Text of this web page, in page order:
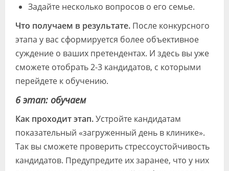
Задайте несколько вопросов о его семье.
Что получаем в результате. После конкурсного
этапа у вас сформируется более объективное
суждение о ваших претендентах. И здесь вы уже
сможете отобрать 2-3 кандидатов, с которыми
перейдете к обучению.
6 этап: обучаем
Как проходит этап.Устройте кандидатам
показательный «загруженный день в клинике».
Так вы сможете проверить стрессоустойчивость
кандидатов. Предупредите их заранее, что у них